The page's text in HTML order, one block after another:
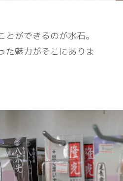
ができるのが水石。
た魅力がそこにありま